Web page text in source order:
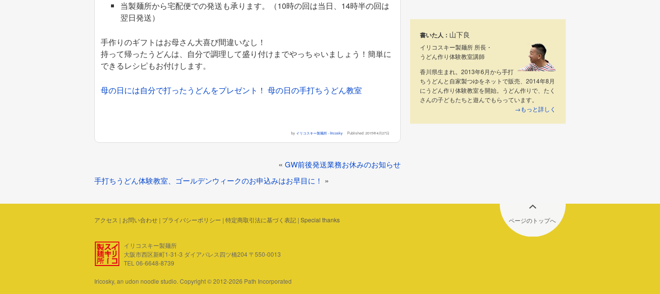
当製麺所から宅配便での発送も承ります。（10時の回は当日、14時半の回は
翌日発送）
手作りのギフトはお母さん大喜び間違いなし！
持って帰ったうどんは、自分で調理して盛り付けまでやっちゃいましょう！簡単に
できるレシピもお付けします。
母の日には自分で打ったうどんをプレゼント！ 母の日の手打ちうどん教室
by イリコスキー製麺所 - IricoskyPublished: 2015年4月27日
ビ
« GW前後発送業務お休みのお知らせ
手打ちうどん体験教室、ゴールデンウィークのお申込みはお早目に！ »
書いた人： 山下良
イリコスキー製麺所 所長・
うどん作り体験教室講師
香川県生まれ。2013年6月から手打
ちうどんと自家製つゆをネットで販売、2014年8月
にうどん作り体験教室を開始。うどん作りで、たく
さんの子どもたちと遊んでもらっています。
→もっと詳しく
アクセス | お問い合わせ | プライバシーポリシー | 特定商取引法に基づく表記 | Special thanks
イリコスキー製麺所
大阪市西区新町1-31-3 ダイアパレス四ツ橋204 〒550-0013
TEL 06-6648-8739
Iricosky, an udon noodle studio. Copyright © 2012-2026 Path Incorporated
ページのトップへ